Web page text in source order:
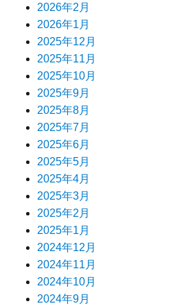
2026年2月
2026年1月
2025年12月
2025年11月
2025年10月
2025年9月
2025年8月
2025年7月
2025年6月
2025年5月
2025年4月
2025年3月
2025年2月
2025年1月
2024年12月
2024年11月
2024年10月
2024年9月